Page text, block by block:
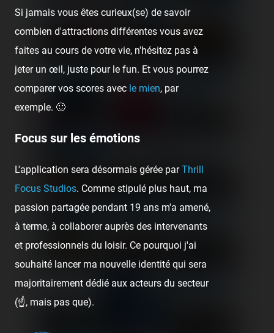
Si jamais vous êtes curieux(se) de savoir
combien d'attractions différentes vous avez
faites au cours de votre vie, n'hésitez pas à
jeter un œil, juste pour le fun. Et vous pourrez
comparer vos scores avec le mien, par
exemple. 🙂
Focus sur les émotions
L'application sera désormais gérée parThrill
Focus Studios. Comme stipulé plus haut, ma
passion partagée pendant 19 ans m'a amené,
à terme, à collaborer auprès des intervenants
et professionnels du loisir. Ce pourquoi j'ai
souhaité lancer ma nouvelle identité qui sera
majoritairement dédié aux acteurs du secteur
(☝️, mais pas que).